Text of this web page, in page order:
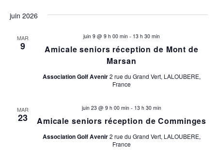
a
i
g
t
i
t
n
d
une
juin 2026
MAR
9
Amicale seniors réception de Mont de
Marsan
juin 9 @ 9 h 00 min - 13 h 30 min
Association Golf Avenir2 rue du Grand Vert, LALOUBERE,
France
MAR
23 Amicale seniors réception de Comminges
juin 23 @ 9 h 00 min - 13 h 30 min
Association Golf Avenir2 rue du Grand Vert, LALOUBERE,
France